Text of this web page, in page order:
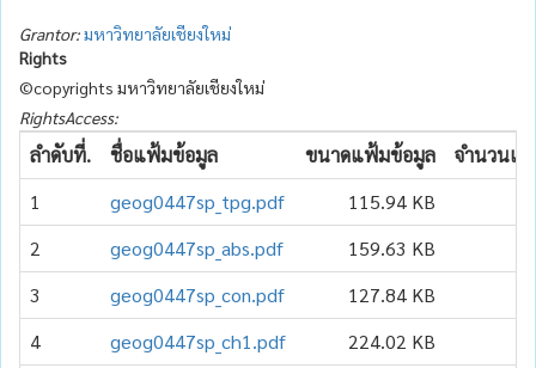
Grantor:มหาวิทยาลัยเชียงใหม่
Rights
©copyrights มหาวิทยาลัยเชียงใหม่
RightsAccess:
ลำดับที่. ชื่อแฟ้มข้อมูล ขนาดแฟ้มข้อมูล
จำนวนเข้
1
geog0447sp_tpg.pdf 115.94 KB
2
geog0447sp_abs.pdf 159.63 KB
3
geog0447sp_con.pdf 127.84 KB
4
geog0447sp_ch1.pdf 224.02 KB